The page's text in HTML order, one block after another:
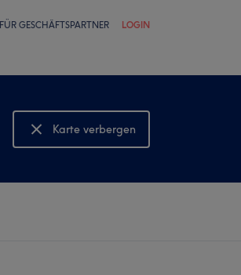
FÜR GESCHÄFTSPARTNER LOGIN
Karte verbergen
Karte anzeigen